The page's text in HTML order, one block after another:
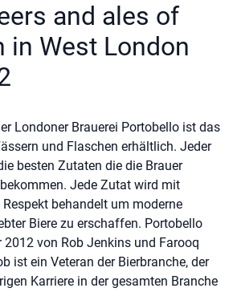
and ales of
West London
Londoner Brauerei Portobello ist das
und Flaschen erhältlich. Jeder
besten Zutaten die die Brauer
Jede Zutat wird mit
behandelt um moderne
Biere zu erschaffen. Portobello
von Rob Jenkins und Farooq
ist ein Veteran der Bierbranche, der
Karriere in der gesamten Branche